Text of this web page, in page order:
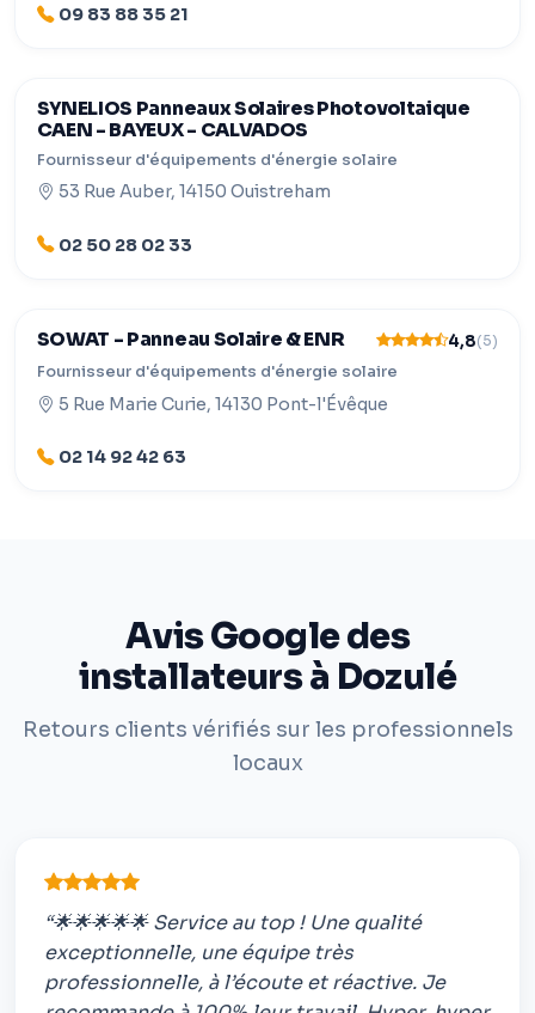
09 83 88 35 21
SYNELIOS Panneaux Solaires Photovoltaique
CAEN - BAYEUX - CALVADOS
Fournisseur d'équipements d'énergie solaire
53 Rue Auber, 14150 Ouistreham
02 50 28 02 33
SOWAT - Panneau Solaire & ENR 4,8(5)
Fournisseur d'équipements d'énergie solaire
5 Rue Marie Curie, 14130 Pont-l'Évêque
02 14 92 42 63
Avis Google des
installateurs à Dozulé
Retours clients vérifiés sur les professionnels
locaux
“🌟🌟🌟🌟🌟 Service au top ! Une qualité
exceptionnelle, une équipe très
professionnelle, à l’écoute et réactive. Je